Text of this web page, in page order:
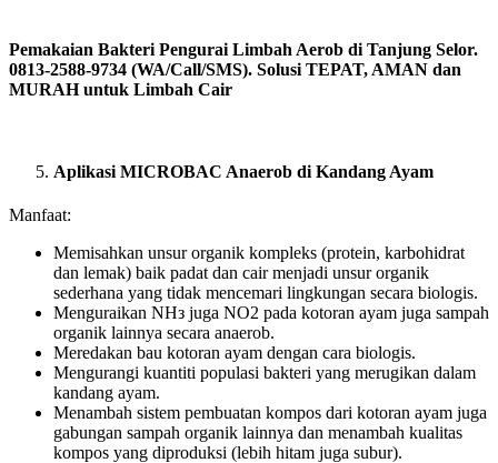
Pemakaian Bakteri Pengurai Limbah Aerob di Tanjung Selor.
0813-2588-9734 (WA/Call/SMS). Solusi TEPAT, AMAN dan
MURAH untuk Limbah Cair
Aplikasi MICROBAC Anaerob di Kandang Ayam
Manfaat:
Memisahkan unsur organik kompleks (protein, karbohidrat
dan lemak) baik padat dan cair menjadi unsur organik
sederhana yang tidak mencemari lingkungan secara biologis.
Menguraikan NHз juga NO2 pada kotoran ayam juga sampah
organik lainnya secara anaerob.
Meredakan bau kotoran ayam dengan cara biologis.
Mengurangi kuantiti populasi bakteri yang merugikan dalam
kandang ayam.
Menambah sistem pembuatan kompos dari kotoran ayam juga
gabungan sampah organik lainnya dan menambah kualitas
kompos yang diproduksi (lebih hitam juga subur).